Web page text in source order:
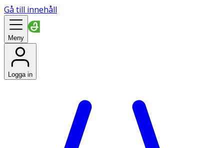
Gå till innehåll
Meny
Logga in